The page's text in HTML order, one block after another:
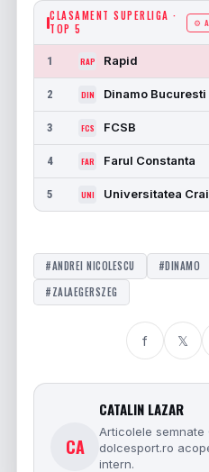
CLASAMENT SUPERLIGA ·
TOP 5
⚙
1 RAP Rapid
2 DIN Dinamo Bucuresti
3 FCS FCSB
4 FAR Farul Constanta
5 UNI Universitatea
#ANDREI NICOLESCU #DINAMO
#ZALAEGERSZEG
f 𝕏
CA
CATALIN LAZAR
Articolele semnate
dolcesport.ro
intern.